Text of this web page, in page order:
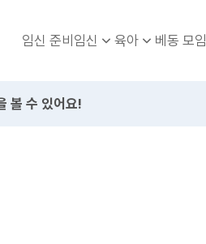
임신 준비임신 육아 베동 모임
볼 수 있어요!